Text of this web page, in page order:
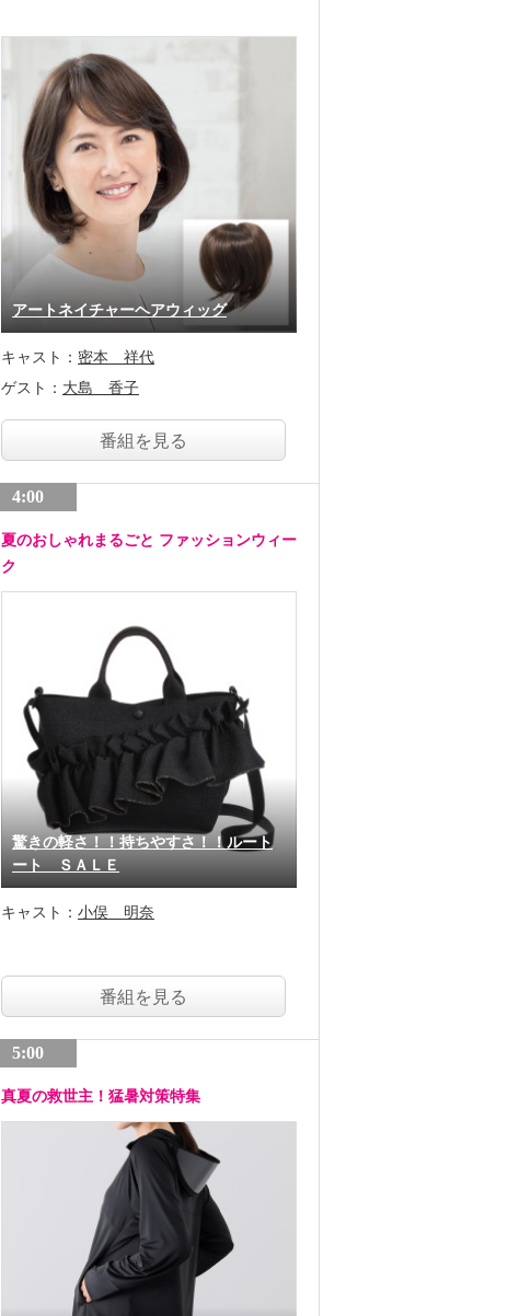
アートネイチャーヘアウィッグ
キャスト： 密本 祥代
ゲスト： 大島 香子
番組を見る
4:00
夏のおしゃれまるごと ファッションウィー
ク
驚きの軽さ！！持ちやすさ！！ルート
ート ＳＡＬＥ
キャスト： 小俣 明奈
番組を見る
5:00
真夏の救世主！猛暑対策特集